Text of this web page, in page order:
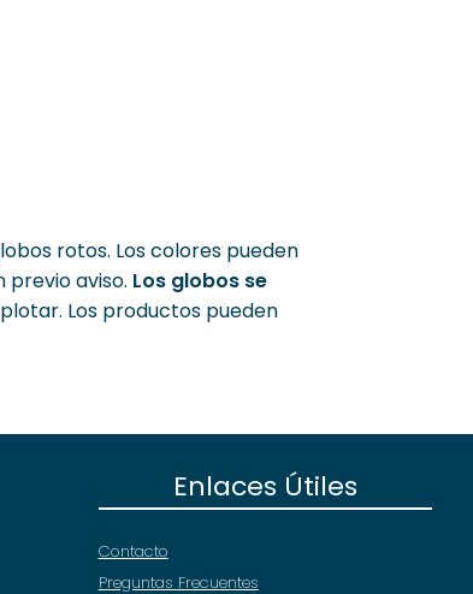
rotos. Los colores pueden
previo aviso. Los globos se
Los productos pueden
Enlaces Útiles
Contacto
Preguntas Frecuentes